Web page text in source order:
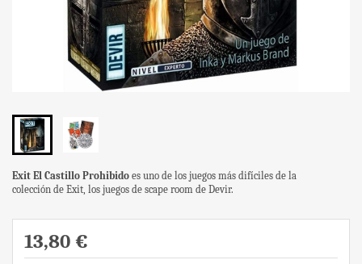
Exit El Castillo Prohibido es uno de los juegos más difíciles de la
colección de Exit, los juegos de scape room de Devir.
13,80 €